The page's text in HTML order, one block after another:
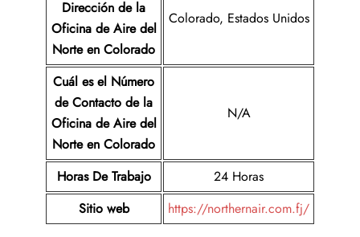
Dirección de la
Oficina de Aire del
Norte en Colorado
Colorado, Estados Unidos
Cuál es el Número
de Contacto de la
Oficina de Aire del
Norte en Colorado
N/A
Horas De Trabajo
24 Horas
Sitio web
https://northernair.com.fj/